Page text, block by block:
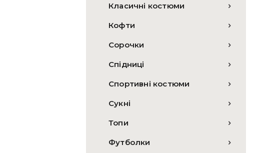
Класичні костюми
Кофти
Сорочки
Спідниці
Спортивні костюми
Сукні
Топи
Футболки